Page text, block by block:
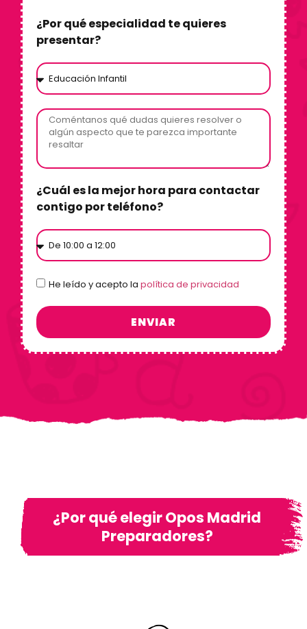
¿Por qué especialidad te quieres
presentar?
¿Cuál es la mejor hora para contactar
contigo por teléfono?
He leído y acepto la política de privacidad
ENVIAR
¿Por qué elegir Opos Madrid
Preparadores?